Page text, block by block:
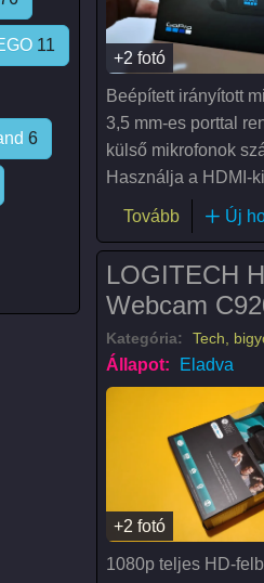
+2 fotó
Beépített irányított
3,5 mm-es porttal
külső mikrofonok
Használja a HDMI-
Tovább(GoProÚj
LOGITECH
Webcam
Kategória: Tech,
Állapot: Eladva
+2 fotó
1080p teljes HD-
11
6